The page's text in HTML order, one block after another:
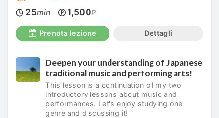
25min 1,500P
Prenota lezione Dettagli
Deepen your understanding of Japanese
traditional music and performing arts!
This lesson is a continuation of my two
introductory lessons about music and
performances. Let's enjoy studying one
genre and discussing it!